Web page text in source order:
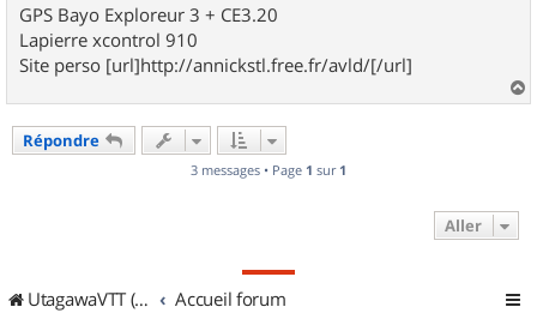
GPS Bayo Exploreur 3 + CE3.20
Lapierre xcontrol 910
Site perso [url]http://annickstl.free.fr/avld/[/url]
a
Répondre
3 messages • Page 1 sur 1
Aller
UtagawaVTT (Randos VTT et VTTAE avec traces GPS) Accueil forum